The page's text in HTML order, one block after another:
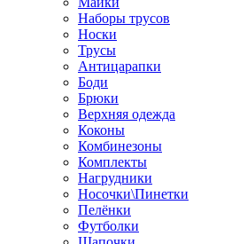
Наборы трусов
Носки
Трусы
Антицарапки
Боди
Брюки
Верхняя одежда
Коконы
Комбинезоны
Комплекты
Нагрудники
Носочки\Пинетки
Пелёнки
Футболки